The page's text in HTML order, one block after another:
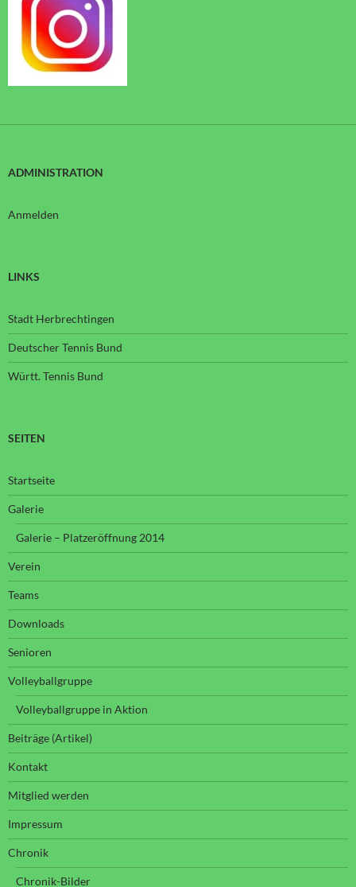
ADMINISTRATION
Anmelden
LINKS
Stadt Herbrechtingen
Deutscher Tennis Bund
Württ. Tennis Bund
SEITEN
Startseite
Galerie
Galerie – Platzeröffnung 2014
Verein
Teams
Downloads
Senioren
Volleyballgruppe
Volleyballgruppe in Aktion
Beiträge (Artikel)
Kontakt
Mitglied werden
Impressum
Chronik
Chronik-Bilder